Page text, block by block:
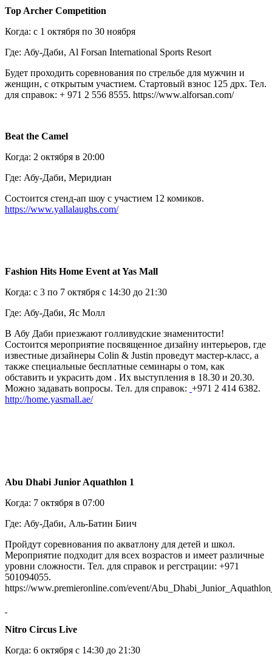
Top Archer Competition
Когда: с 1 октября по 30 ноября
Где: Абу-Даби, Al Forsan International Sports Resort
Будет проходить соревнования по стрельбе для мужчин и
женщин, с открытым участием. Стартовый взнос 125 дрх. Тел.
для справок: + 971 2 556 8555. https://www.alforsan.com/
Beat the Camel
Когда: 2 октября в 20:00
Где: Абу-Даби, Меридиан
Состоится стенд-ап шоу с участием 12 комиков.
https://www.yallalaughs.com/
Fashion Hits Home Event at Yas Mall
Когда: с 3 по 7 октября с 14:30 до 21:30
Где: Абу-Даби, Яс Молл
В Абу Даби приезжают голливудские знаменитости!
Состоится мероприятие посвященное дизайну интерьеров, где
известные дизайнеры Colin & Justin проведут мастер-класс, а
также специальные бесплатные семинары о том, как
обставить и украсить дом . Их выступления в 18.30 и 20.30.
Можно задавать вопросы. Тел. для справок: +971 2 414 6382.
http://home.yasmall.ae/
Abu Dhabi Junior Aquathlon 1
Когда: 7 октября в 07:00
Где: Абу-Даби, Аль-Батин Биич
Пройдут соревнования по акватлону для детей и школ.
Мероприятие подходит для всех возрастов и имеет различные
уровни сложности. Тел. для справок и регстрации: +971
501094055.
https://www.premieronline.com/event/
Nitro Circus Live
Когда: 6 октября с 14:30 до 21:30